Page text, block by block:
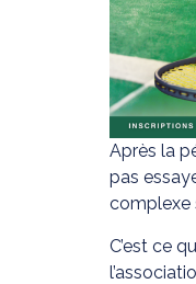
Après la
pas
complexe
C’est ce